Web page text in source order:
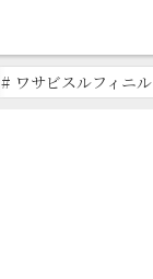
# ワサビスルフィニル